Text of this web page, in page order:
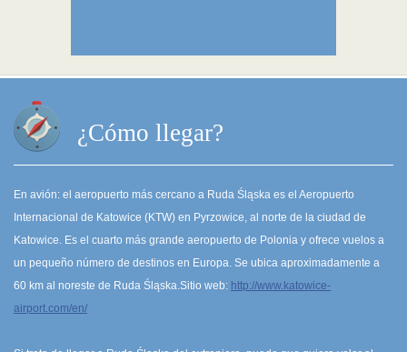
¿Cómo llegar?
En avión: el aeropuerto más cercano a Ruda Śląska es el Aeropuerto
Internacional de Katowice (KTW) en Pyrzowice, al norte de la ciudad de
Katowice. Es el cuarto más grande aeropuerto de Polonia y ofrece vuelos a
un pequeño número de destinos en Europa. Se ubica aproximadamente a
60 km al noreste de Ruda Śląska.Sitio web: http://www.katowice-
airport.com/en/